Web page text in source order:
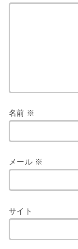
名前 ※
メール ※
サイト